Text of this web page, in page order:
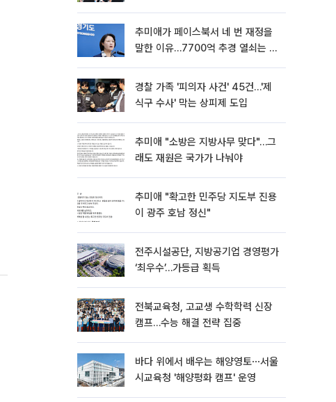
추미애가 페이스북서 네 번 재정을
말한 이유…7700억 추경 열쇠는 도
경찰 가족 '피의자 사건' 45건…'제
식구 수사' 막는 상피제 도입
추미애 "소방은 지방사무 맞다"…그
래도 재원은 국가가 나눠야
추미애 "확고한 민주당 지도부 진용
이 광주 호남 정신"
전주시설공단, 지방공기업 경영평가
‘최우수’…가등급 획득
전북교육청, 고교생 수학학력 신장
캠프…수능 해결 전략 집중
바다 위에서 배우는 해양영토⋯서울
시교육청 '해양평화 캠프' 운영